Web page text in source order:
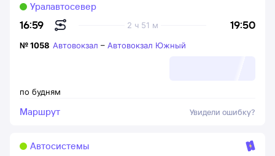
16:59 19:50
2 ч 51 м
Уралавтосевер
по будням
№1058 Автовокзал – Автовокзал Южный
Маршрут Увидели ошибку?
Автосистемы